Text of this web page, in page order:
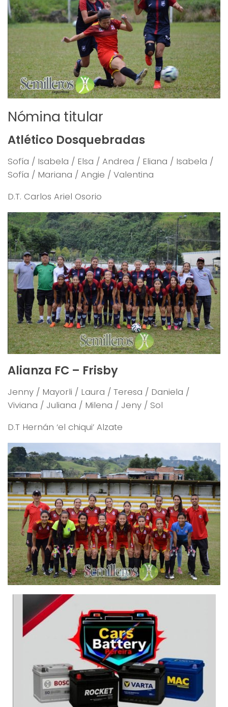
Nómina titular
Atlético Dosquebradas
Sofía / Isabela / Elsa / Andrea / Eliana / Isabela /
Sofía / Mariana / Angie / Valentina
D.T. Carlos Ariel Osorio
Alianza FC – Frisby
Jenny / Mayorli / Laura / Teresa / Daniela /
Viviana / Juliana / Milena / Jeny / Sol
D.T Hernán ‘el chiqui’ Alzate